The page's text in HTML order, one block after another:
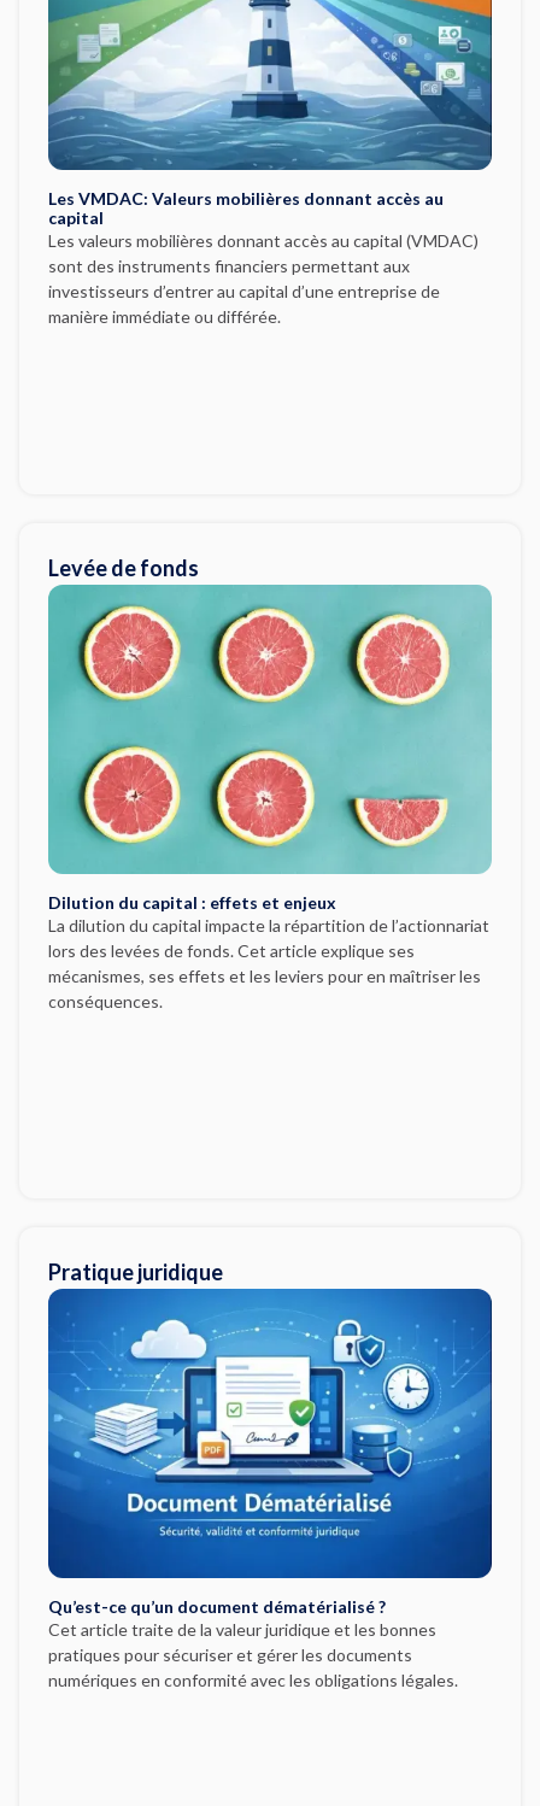
Les VMDAC: Valeurs mobilières donnant accès au
capital
Les valeurs mobilières donnant accès au capital (VMDAC)
sont des instruments financiers permettant aux
investisseurs d’entrer au capital d’une entreprise de
manière immédiate ou différée.
Levée de fonds
Dilution du capital : effets et enjeux
La dilution du capital impacte la répartition de l’actionnariat
lors des levées de fonds. Cet article explique ses
mécanismes, ses effets et les leviers pour en maîtriser les
conséquences.
Pratique juridique
Qu’est-ce qu’un document dématérialisé ?
Cet article traite de la valeur juridique et les bonnes
pratiques pour sécuriser et gérer les documents
numériques en conformité avec les obligations légales.